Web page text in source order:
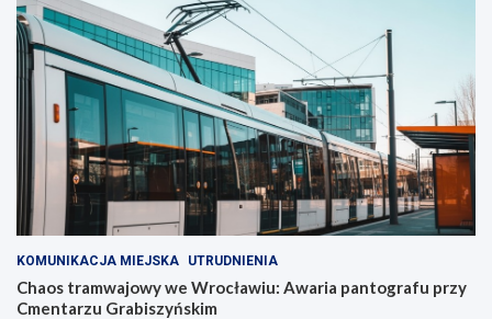
KOMUNIKACJA MIEJSKA UTRUDNIENIA
Chaos tramwajowy we Wrocławiu: Awaria pantografu przy
Cmentarzu Grabiszyńskim